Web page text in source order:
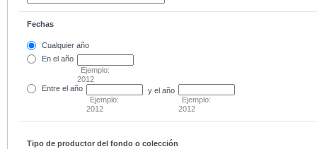
Fechas
Cualquier año
En el año
Ejemplo:
2012
Entre el año
Ejemplo:
2012
y el año
Ejemplo:
2012
Tipo de productor del fondo o colección